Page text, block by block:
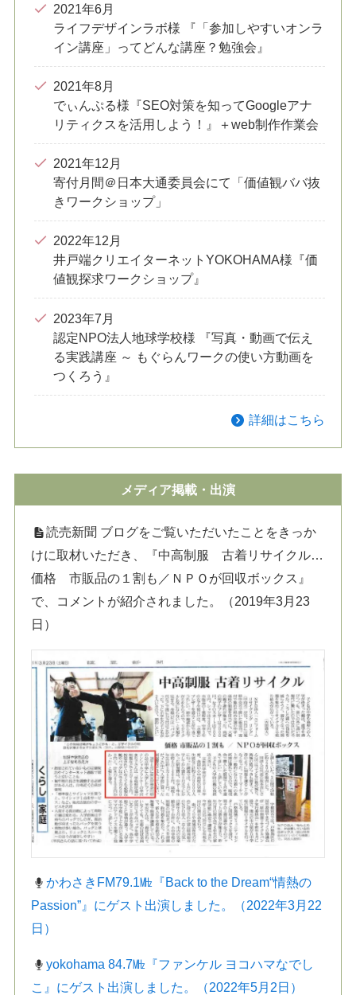
2021年6月
ライフデザインラボ様 『「参加しやすいオンラ
イン講座」ってどんな講座？勉強会』
2021年8月
でぃんぷる様『SEO対策を知ってGoogleアナ
リティクスを活用しよう！』＋web制作作業会
2021年12月
寄付月間＠日本大通委員会にて「価値観ババ抜
きワークショップ」
2022年12月
井戸端クリエイターネットYOKOHAMA様『価
値観探求ワークショップ』
2023年7月
認定NPO法人地球学校様 『写真・動画で伝え
る実践講座 ～ もぐらんワークの使い方動画を
つくろう』
詳細はこちら
メディア掲載・出演
読売新聞 ブログをご覧いただいたことをきっか
けに取材いただき、『中高制服 古着リサイクル…
価格 市販品の１割も／ＮＰＯが回収ボックス』
で、コメントが紹介されました。（2019年3月23
日）
かわさきFM79.1㎒『Back to the Dream“情熱の
Passion”』にゲスト出演しました。（2022年3月22
日）
yokohama 84.7㎒『ファンケル ヨコハマなでし
こ』にゲスト出演しました。（2022年5月2日）